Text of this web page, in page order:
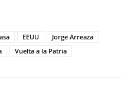
EEUU
Jorge Arreaza
Vuelta a la Patria